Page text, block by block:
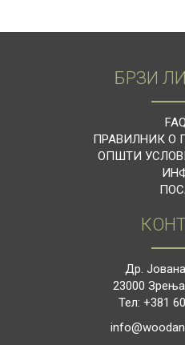
БРЗИ
ПРАВИЛНИК О
ОПШТИ
Др.
23000
Тел: +381